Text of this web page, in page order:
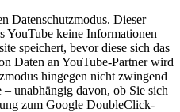
Datenschutzmodus. Dieser
YouTube keine Informationen
speichert, bevor diese sich das
Daten an YouTube-Partner wird
hingegen nicht zwingend
– unabhängig davon, ob Sie sich
zum Google DoubleClick-